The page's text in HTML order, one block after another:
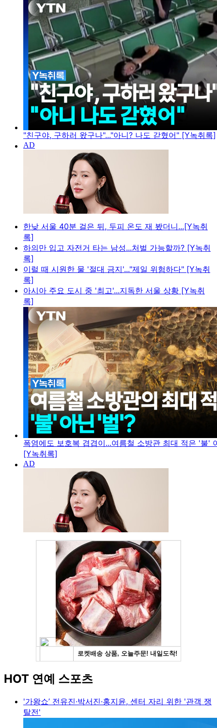
"친구야, 구하러 왔구나"..."아니? 나도 갇혔어" [Y녹취록]
한낮 서울 40분 걸은 뒤, 두피 온도 재 봤더니...[Y녹취
록]
하의만 입고 자전거 타는 남성...처벌 가능할까? [Y녹취
록]
이럴 때 시원한 물 '절대 금지'..."제일 위험하다" [Y녹취
록]
아시아 주요 도시 중 '최고'...지독한 서울 상황 [Y녹취
록]
폭염에도 보호복 겹겹이...여름철 소방관 최대 적은 '불'
[Y녹취록]
HOT 연예 스포츠
'가왕쇼’ 전유진·박서진·홍지윤, 센터 자리 위한 '관객 쟁
탈전'